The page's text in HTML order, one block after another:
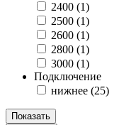
2400 (1)
2500 (1)
2600 (1)
2800 (1)
3000 (1)
Подключение
нижнее (25)
Показать